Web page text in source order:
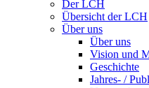
Der LCH
Übersicht der LCH
Über uns
Über uns
Vision und
Geschichte
Jahres- /